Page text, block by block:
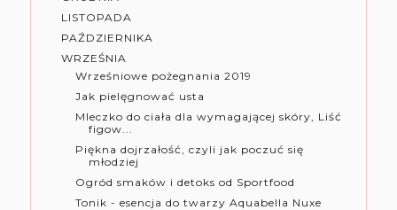
LISTOPADA
PAŹDZIERNIKA
WRZEŚNIA
Wrześniowe pożegnania 2019
Jak pielęgnować usta
Mleczko do ciała dla wymagającej skóry, Liść
figow...
Piękna dojrzałość, czyli jak poczuć się
młodziej
Ogród smaków i detoks od Sportfood
Tonik - esencja do twarzy Aquabella Nuxe